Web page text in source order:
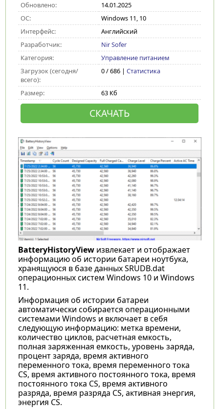
Обновлено:
14.01.2025
ОС:
Windows 11, 10
Интерфейс:
Английский
Разработчик:
Nir Sofer
Категория:
Управление питанием
Загрузок (сегодня/
всего):
0 / 686 | Статистика
Размер: 63 Кб
СКАЧАТЬ
BatteryHistoryViewизвлекает и отображает
информацию об истории батареи ноутбука,
хранящуюся в базе данных SRUDB.dat
операционных систем Windows 10 и Windows
11.
Информация об истории батареи
автоматически собирается операционными
системами Windows и включает в себя
следующую информацию: метка времени,
количество циклов, расчетная емкость,
полная заряженная емкость, уровень заряда,
процент заряда, время активного
переменного тока, время переменного тока
CS, время активного постоянного тока, время
постоянного тока CS, время активного
разряда, время разряда CS, активная энергия,
энергия CS.